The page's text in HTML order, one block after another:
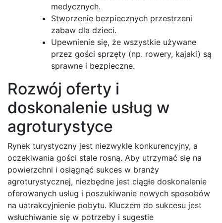
medycznych.
Stworzenie bezpiecznych przestrzeni
zabaw dla dzieci.
Upewnienie się, że wszystkie używane
przez gości sprzęty (np. rowery, kajaki) są
sprawne i bezpieczne.
Rozwój oferty i
doskonalenie usług w
agroturystyce
Rynek turystyczny jest niezwykle konkurencyjny, a
oczekiwania gości stale rosną. Aby utrzymać się na
powierzchni i osiągnąć sukces w branży
agroturystycznej, niezbędne jest ciągłe doskonalenie
oferowanych usług i poszukiwanie nowych sposobów
na uatrakcyjnienie pobytu. Kluczem do sukcesu jest
wsłuchiwanie się w potrzeby i sugestie